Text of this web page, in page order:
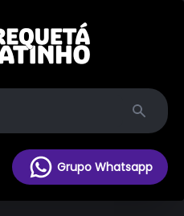
Search
Grupo Whatsapp